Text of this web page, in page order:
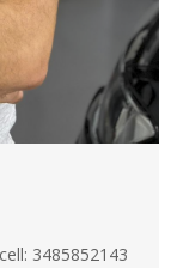
3485852143